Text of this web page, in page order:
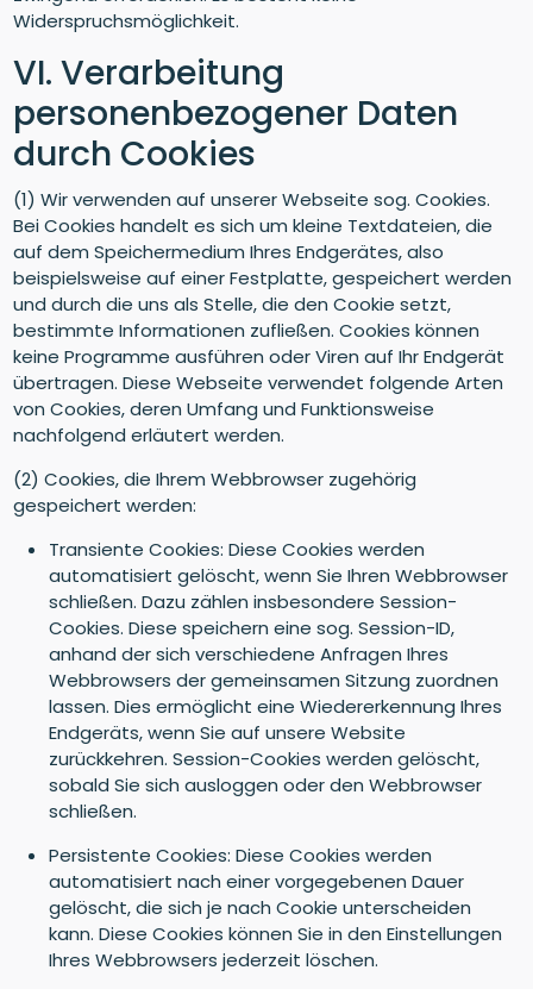
Widerspruchsmöglichkeit.
VI. Verarbeitung
personenbezogener Daten
durch Cookies
(1) Wir verwenden auf unserer Webseite sog. Cookies.
Bei Cookies handelt es sich um kleine Textdateien, die
auf dem Speichermedium Ihres Endgerätes, also
beispielsweise auf einer Festplatte, gespeichert werden
und durch die uns als Stelle, die den Cookie setzt,
bestimmte Informationen zufließen. Cookies können
keine Programme ausführen oder Viren auf Ihr Endgerät
übertragen. Diese Webseite verwendet folgende Arten
von Cookies, deren Umfang und Funktionsweise
nachfolgend erläutert werden.
(2) Cookies, die Ihrem Webbrowser zugehörig
gespeichert werden:
Transiente Cookies: Diese Cookies werden
automatisiert gelöscht, wenn Sie Ihren Webbrowser
schließen. Dazu zählen insbesondere Session-
Cookies. Diese speichern eine sog. Session-ID,
anhand der sich verschiedene Anfragen Ihres
Webbrowsers der gemeinsamen Sitzung zuordnen
lassen. Dies ermöglicht eine Wiedererkennung Ihres
Endgeräts, wenn Sie auf unsere Website
zurückkehren. Session-Cookies werden gelöscht,
sobald Sie sich ausloggen oder den Webbrowser
schließen.
Persistente Cookies: Diese Cookies werden
automatisiert nach einer vorgegebenen Dauer
gelöscht, die sich je nach Cookie unterscheiden
kann. Diese Cookies können Sie in den Einstellungen
Ihres Webbrowsers jederzeit löschen.